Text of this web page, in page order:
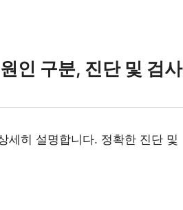
인 구분, 진단 및 검사
세히 설명합니다. 정확한 진단 및